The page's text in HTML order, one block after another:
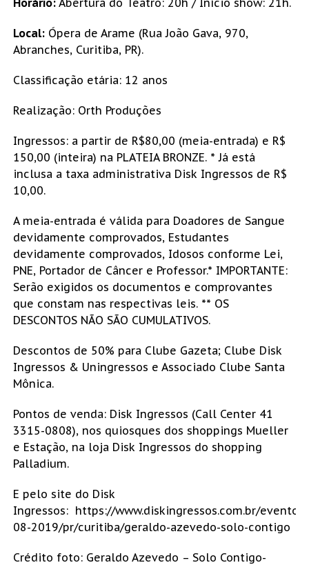
Local:Ópera de Arame (Rua João Gava, 970,
Abranches, Curitiba, PR).
Classificação etária: 12 anos
Realização: Orth Produções
Ingressos: a partir de R$80,00 (meia-entrada) e R$
150,00 (inteira) na PLATEIA BRONZE. * Já está
inclusa a taxa administrativa Disk Ingressos de R$
10,00.
A meia-entrada é válida para Doadores de Sangue
devidamente comprovados, Estudantes
devidamente comprovados, Idosos conforme Lei,
PNE, Portador de Câncer e Professor.* IMPORTANTE:
Serão exigidos os documentos e comprovantes
que constam nas respectivas leis. ** OS
DESCONTOS NÃO SÃO CUMULATIVOS.
Descontos de 50% para Clube Gazeta; Clube Disk
Ingressos & Uningressos e Associado Clube Santa
Mônica.
Pontos de venda: Disk Ingressos (Call Center 41
3315-0808), nos quiosques dos shoppings Mueller
e Estação, na loja Disk Ingressos do shopping
Palladium.
E pelo site do Disk
Ingressos: https://www.diskingressos.com.br/evento/
08-2019/pr/curitiba/geraldo-azevedo-solo-contigo
Crédito foto: Geraldo Azevedo – Solo Contigo-